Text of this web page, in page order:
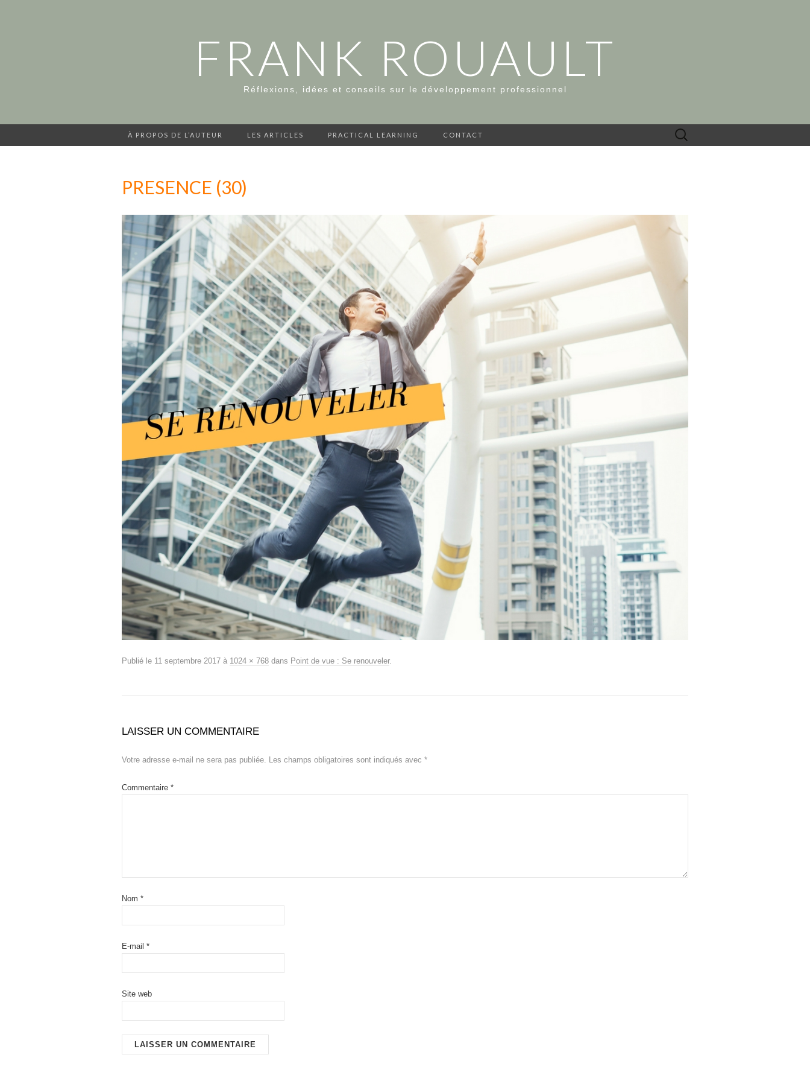
FRANK ROUAULT
Réflexions, idées et conseils sur le développement professionnel
À PROPOS DE L’AUTEUR LES ARTICLES PRACTICAL LEARNING CONTACT Rechercher :
PRESENCE (30)
Publié le 11 septembre 2017 à 1024 × 768 dans Point de vue : Se renouveler.
LAISSER UN COMMENTAIRE
Votre adresse e-mail ne sera pas publiée. Les champs obligatoires sont indiqués avec *
Commentaire *
Nom *
E-mail *
Site web